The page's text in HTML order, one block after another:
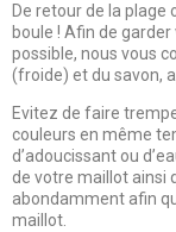
De retour de la plage
boule ! Afin de
possible, nous vous
(froide) et du savon,
Evitez de faire
couleurs en même
d’adoucissant ou
de votre maillot ainsi
abondamment afin
maillot.